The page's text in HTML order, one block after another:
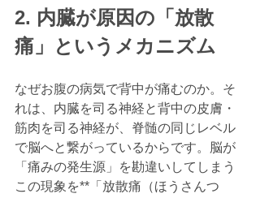
2. 内臓が原因の「放散
痛」というメカニズム
なぜお腹の病気で背中が痛むのか。そ
れは、内臓を司る神経と背中の皮膚・
筋肉を司る神経が、脊髄の同じレベル
で脳へと繋がっているからです。脳が
「痛みの発生源」を勘違いしてしまう
この現象を**「放散痛（ほうさんつ